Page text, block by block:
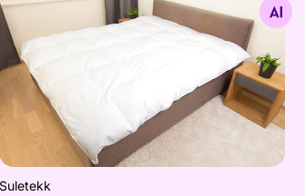
Otsi sarnaseid
Suletekk